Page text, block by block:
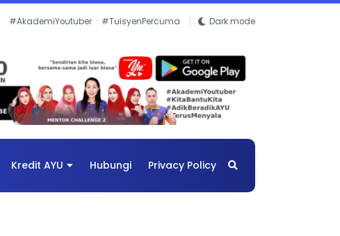
#AkademiYoutuber #TuisyenPercuma Dark mode
Kredit AYU Hubungi Privacy Policy